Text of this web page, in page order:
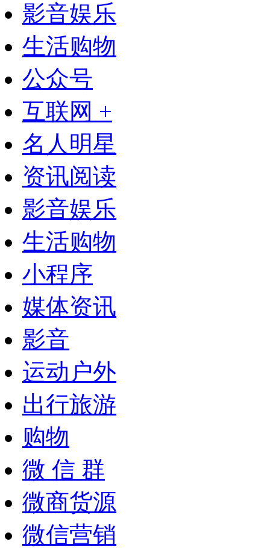
影音娱乐
生活购物
公众号
互联网 +
名人明星
资讯阅读
影音娱乐
生活购物
小程序
媒体资讯
影音
运动户外
出行旅游
购物
微 信 群
微商货源
微信营销